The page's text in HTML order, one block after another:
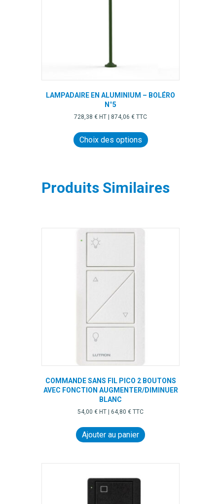
LAMPADAIRE EN ALUMINIUM – BOLÉRO
N°5
728,38 € HT | 874,06 € TTC
Choix des options
produit
options
sur
Produits Similaires
COMMANDE SANS FIL PICO 2 BOUTONS
AVEC FONCTION AUGMENTER/DIMINUER
BLANC
54,00 € HT | 64,80 € TTC
Ajouter au panier